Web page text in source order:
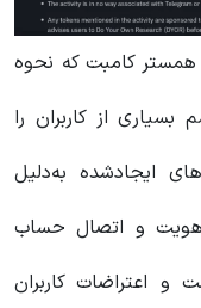
همستر کامبت که نحوه
از کاربران را
ایجادشده به‌دلیل
هویت و اتصال حساب
اعتراضات کاربران